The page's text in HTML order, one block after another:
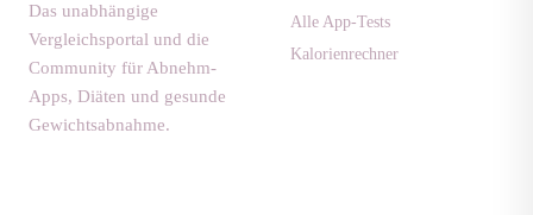
Das unabhängige
Vergleichsportal und die
Community für Abnehm-
Apps, Diäten und gesunde
Gewichtsabnahme.
Alle App-Tests
Kalorienrechner